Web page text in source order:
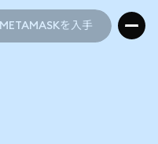
METAMASKを入手